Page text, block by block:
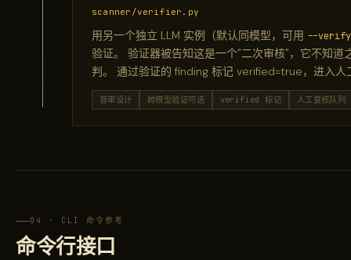
scanner/verifier.py
用另一个独立 LLM 实例（默认同模型，可用 --
验证。 验证器被告知这是一个"二次审核"，它不知
判。 通过验证的 finding 标记 verified=true，进入人
盲审设计 跨模型验证可选 verified 标记 人工复核队列
04 · CLI 命令参考
命令行接口